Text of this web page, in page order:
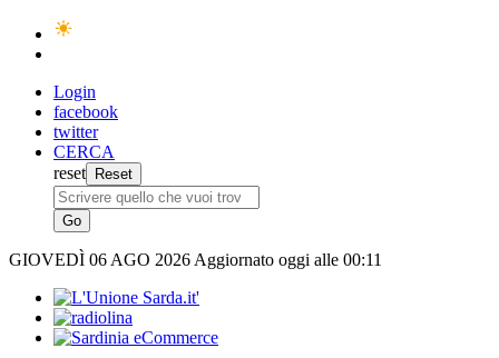
Login
facebook
twitter
CERCA
reset
GIOVEDÌ 06 AGO 2026 Aggiornato oggi alle 00:11